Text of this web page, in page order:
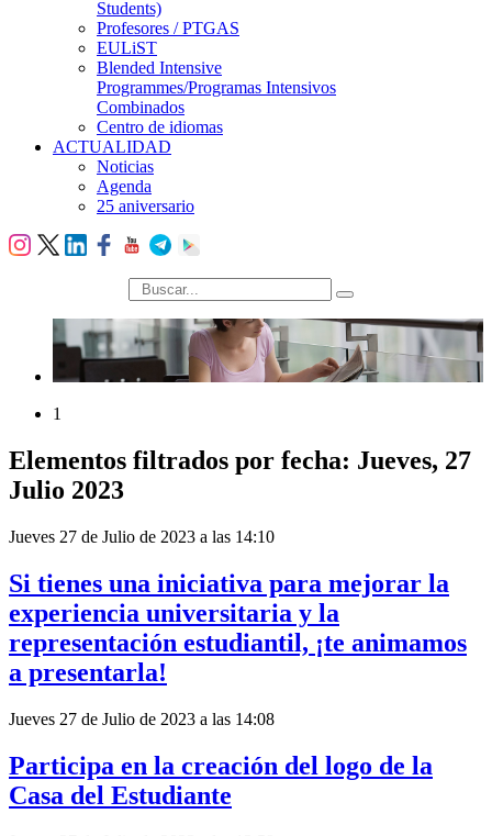
Students)
Profesores / PTGAS
EULiST
Blended Intensive
Programmes/Programas Intensivos
Combinados
Centro de idiomas
ACTUALIDAD
Noticias
Agenda
25 aniversario
búsqueda
1
Elementos filtrados por fecha: Jueves, 27
Julio 2023
Jueves 27 de Julio de 2023 a las 14:10
Si tienes una iniciativa para mejorar la
experiencia universitaria y la
representación estudiantil, ¡te animamos
a presentarla!
Jueves 27 de Julio de 2023 a las 14:08
Participa en la creación del logo de la
Casa del Estudiante